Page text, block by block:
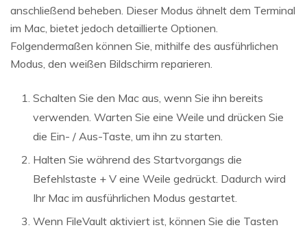
anschließend beheben. Dieser Modus ähnelt dem Terminal
im Mac, bietet jedoch detaillierte Optionen.
Folgendermaßen können Sie, mithilfe des ausführlichen
Modus, den weißen Bildschirm reparieren.
Schalten Sie den Mac aus, wenn Sie ihn bereits
verwenden. Warten Sie eine Weile und drücken Sie
die Ein- / Aus-Taste, um ihn zu starten.
Halten Sie während des Startvorgangs die
Befehlstaste + V eine Weile gedrückt. Dadurch wird
Ihr Mac im ausführlichen Modus gestartet.
Wenn FileVault aktiviert ist, können Sie die Tasten